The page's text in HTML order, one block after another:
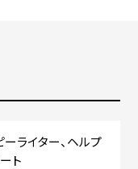
ーライター、ヘルプ
ト